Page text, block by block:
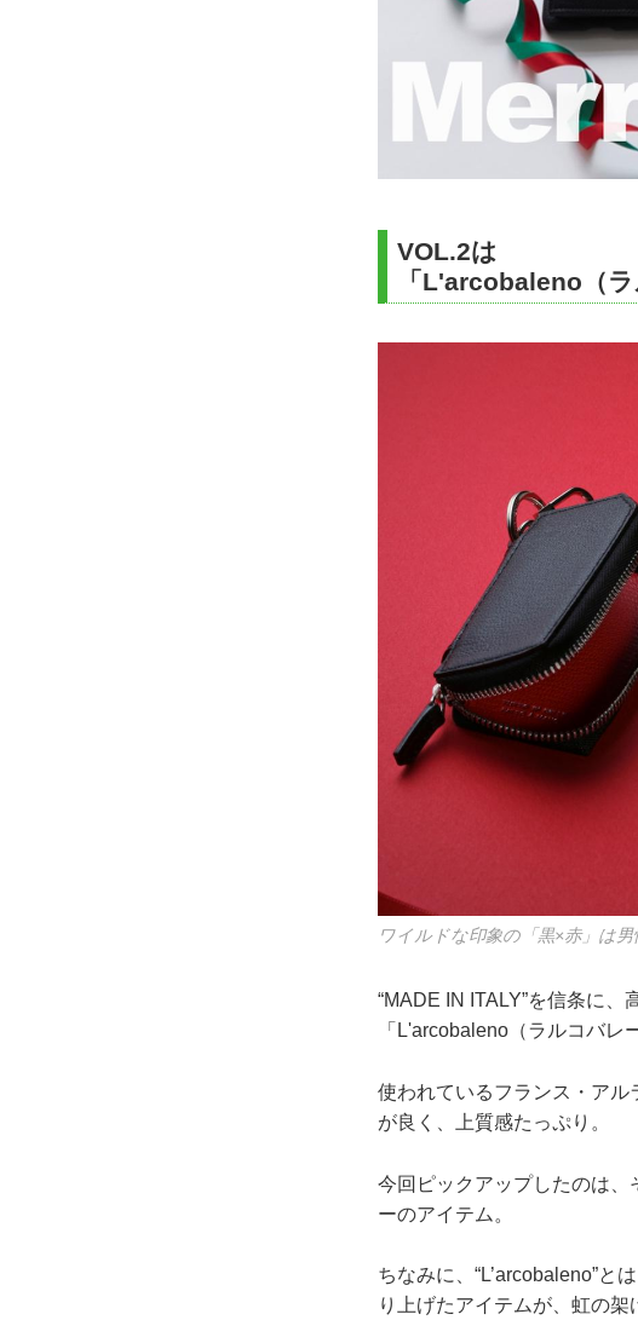
VOL.2は
「L'arcobaleno（
ワイルドな印象の「黒×赤」は
“MADE IN ITALY”を信条に
「L'arcobaleno（ラルコバレ
使われているフランス・ア
が良く、上質感たっぷり。
今回ピックアップしたのは
ーのアイテム。
ちなみに、“L’arcobaleno”
り上げたアイテムが、虹の